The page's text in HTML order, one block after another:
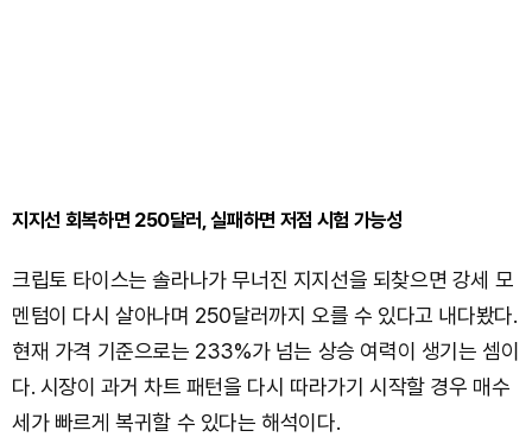
지지선 회복하면 250달러, 실패하면 저점 시험 가능성
크립토 타이스는 솔라나가 무너진 지지선을 되찾으면 강세 모
멘텀이 다시 살아나며 250달러까지 오를 수 있다고 내다봤다.
현재 가격 기준으로는 233%가 넘는 상승 여력이 생기는 셈이
다. 시장이 과거 차트 패턴을 다시 따라가기 시작할 경우 매수
세가 빠르게 복귀할 수 있다는 해석이다.